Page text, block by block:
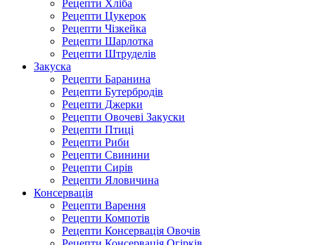
Рецепти Хліба
Рецепти Цукерок
Рецепти Чізкейка
Рецепти Шарлотка
Рецепти Штруделів
Закуска
Рецепти Баранина
Рецепти Бутербродів
Рецепти Джерки
Рецепти Овочеві Закуски
Рецепти Птиці
Рецепти Риби
Рецепти Свинини
Рецепти Сирів
Рецепти Яловичина
Консервація
Рецепти Варення
Рецепти Компотів
Рецепти Консервація Овочів